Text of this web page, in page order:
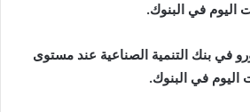
في بنك التنمية الصناعية عند مستوى